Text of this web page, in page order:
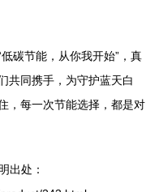
碳节能，从你我开始”，真
共同携手，为守护蓝天白
，每一次节能选择，都是对
出处：